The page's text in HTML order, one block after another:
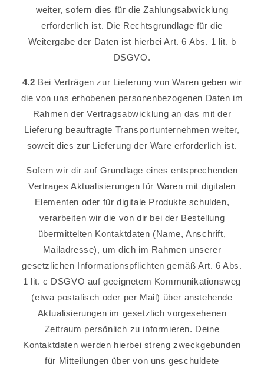
weiter, sofern dies für die Zahlungsabwicklung
erforderlich ist. Die Rechtsgrundlage für die
Weitergabe der Daten ist hierbei Art. 6 Abs. 1 lit. b
DSGVO.
4.2 Bei Verträgen zur Lieferung von Waren geben wir
die von uns erhobenen personenbezogenen Daten im
Rahmen der Vertragsabwicklung an das mit der
Lieferung beauftragte Transportunternehmen weiter,
soweit dies zur Lieferung der Ware erforderlich ist.
Sofern wir dir auf Grundlage eines entsprechenden
Vertrages Aktualisierungen für Waren mit digitalen
Elementen oder für digitale Produkte schulden,
verarbeiten wir die von dir bei der Bestellung
übermittelten Kontaktdaten (Name, Anschrift,
Mailadresse), um dich im Rahmen unserer
gesetzlichen Informationspflichten gemäß Art. 6 Abs.
1 lit. c DSGVO auf geeignetem Kommunikationsweg
(etwa postalisch oder per Mail) über anstehende
Aktualisierungen im gesetzlich vorgesehenen
Zeitraum persönlich zu informieren. Deine
Kontaktdaten werden hierbei streng zweckgebunden
für Mitteilungen über von uns geschuldete